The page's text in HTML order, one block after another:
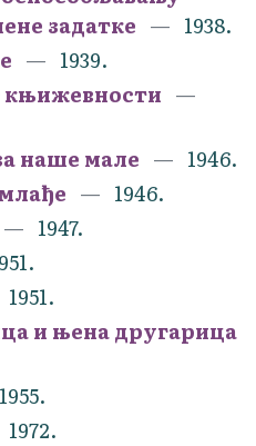
задатке
1938.
1939.
књижевности
наше мале
1946.
1946.
1947.
1951.
и њена другарица
1955.
1972.